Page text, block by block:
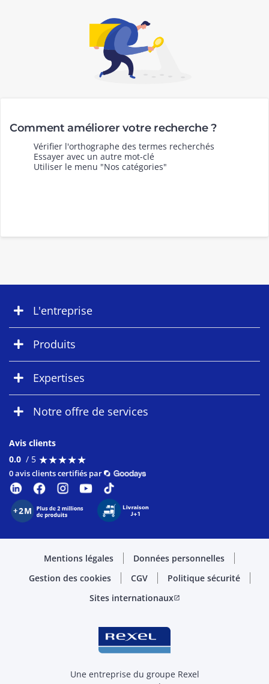
Comment améliorer votre recherche ?
Vérifier l'orthographe des termes recherchés
Essayer avec un autre mot-clé
Utiliser le menu "Nos catégories"
L'entreprise
Produits
Expertises
Notre offre de services
Avis clients
0.0 / 5 ★★★★★
★★★★★
0 avis clients certifiés par
Mentions légales
Données personnelles
Gestion des cookies
CGV
Politique sécurité
Sites internationauxopen_in_new
Une entreprise du groupe Rexel